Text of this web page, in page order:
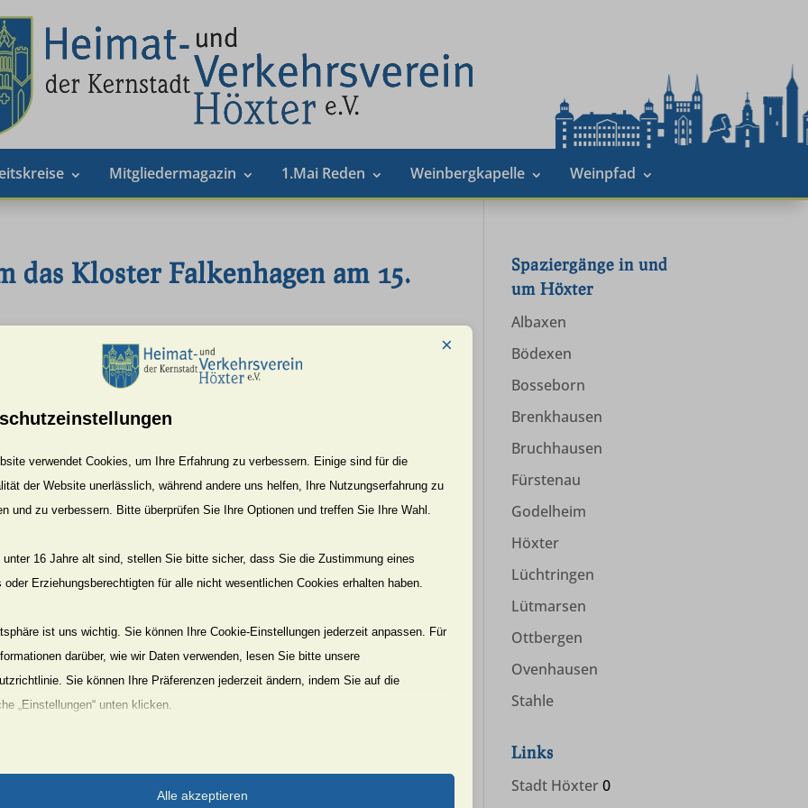
Mitgliedermagazin 1.Mai Reden Weinbergkapelle Weinpfad
das Kloster Falkenhagen am 15.
Rischenau, Isenberg, Henkenbrink „Alter Kirchweg“
05271/ 35311
Niederbachs geht es über den Isenberg nach
Der Ausblick auf das Lippische Bergland entlohnt
Aufstiegsmühen. Weiter geht es zum Klosterberg und
„Alter Kirchweg“ zurück nach Falkenhagen.
Spaziergänge in und
um Höxter
Albaxen
Bödexen
Bosseborn
Brenkhausen
Bruchhausen
Fürstenau
Godelheim
Höxter
Lüchtringen
Lütmarsen
Ottbergen
Ovenhausen
Stahle
Links
Stadt Höxter0
×
verwendet Cookies, um Ihre Erfahrung zu verbessern. Einige sind für die
der Website unerlässlich, während andere uns helfen, Ihre Nutzungserfahrung zu
und zu verbessern. Bitte überprüfen Sie Ihre Optionen und treffen Sie Ihre Wahl.
unter 16 Jahre alt sind, stellen Sie bitte sicher, dass Sie die Zustimmung eines
oder Erziehungsberechtigten für alle nicht wesentlichen Cookies erhalten haben.
ist uns wichtig. Sie können Ihre Cookie-Einstellungen jederzeit anpassen. Für
darüber, wie wir Daten verwenden, lesen Sie bitte unsere
Sie können Ihre Präferenzen jederzeit ändern, indem Sie auf die
„Einstellungen“ unten klicken.
uns angebotenen Dienste beeinträchtigen kann.
Alle akzeptieren